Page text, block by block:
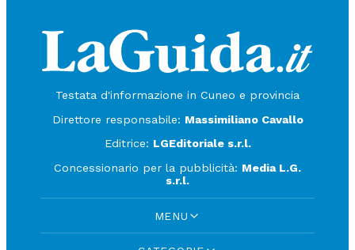
Testata d'informazione in Cuneo e provincia
Direttore responsabile: Massimiliano Cavallo
Editrice: LGEditoriale s.r.l.
Concessionario per la pubblicità: Media L.G.
s.r.l.
MENU